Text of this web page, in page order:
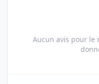
Aucun avis pour le